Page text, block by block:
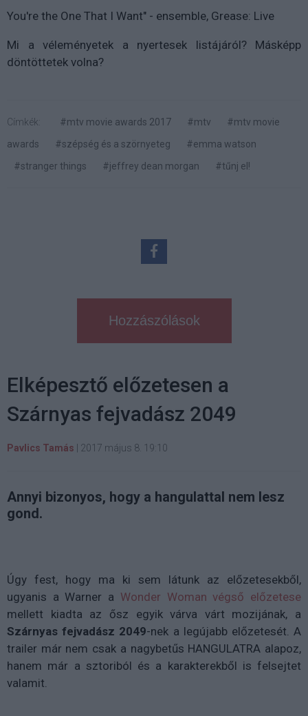
You're the One That I Want" - ensemble, Grease: Live
Mi a véleményetek a nyertesek listájáról? Másképp
döntöttetek volna?
Címkék: #mtv movie awards 2017 #mtv
#mtv movie
awards
#szépség és a szörnyeteg
#emma watson
#stranger things
#jeffrey dean morgan #tűnj el!
Hozzászólások
Elképesztő előzetesen a
Szárnyas fejvadász 2049
Pavlics Tamás | 2017 május 8. 19:10
Annyi bizonyos, hogy a hangulattal nem lesz
gond.
Úgy fest, hogy ma ki sem látunk az előzetesekből,
ugyanis a Warner a Wonder Woman végső előzetese
mellett kiadta az ősz egyik várva várt mozijának, a
Szárnyas fejvadász 2049-nek a legújabb előzetesét. A
trailer már nem csak a nagybetűs HANGULATRA alapoz,
hanem már a sztoriból és a karakterekből is felsejtet
valamit.